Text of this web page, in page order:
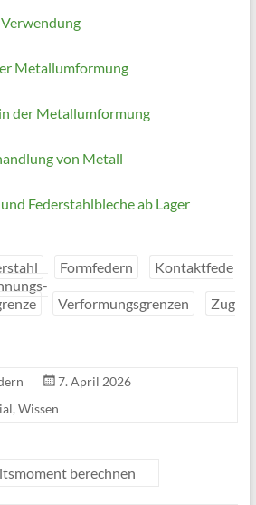
Metallumformung
der Metallumformung
von Metall
Federstahlbleche ab Lager
Formfedern
Kontaktfede
Verformungsgrenzen
Zug
7. April 2026
, Wissen
berechnen